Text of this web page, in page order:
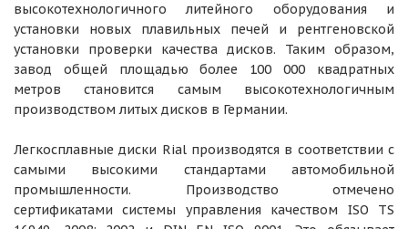
высокотехнологичного литейного оборудования и
установки новых плавильных печей и рентгеновской
установки проверки качества дисков. Таким образом,
завод общей площадью более 100 000 квадратных
метров становится самым высокотехнологичным
производством литых дисков в Германии.
Легкосплавные диски Rial производятся в соответствии с
самыми высокими стандартами автомобильной
промышленности. Производство отмечено
сертификатами системы управления качеством ISO TS